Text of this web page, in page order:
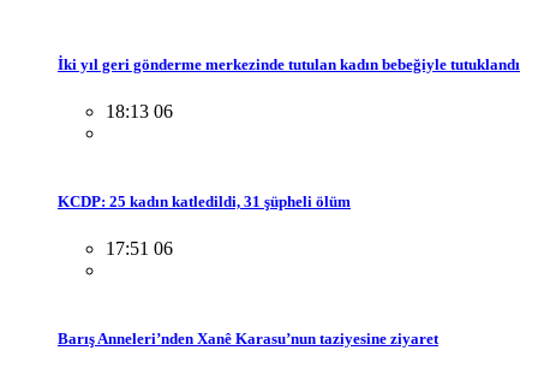
İki yıl geri gönderme merkezinde tutulan kadın bebeğiyle tutuklandı
18:13 06
KCDP: 25 kadın katledildi, 31 şüpheli ölüm
17:51 06
Barış Anneleri’nden Xanê Karasu’nun taziyesine ziyaret